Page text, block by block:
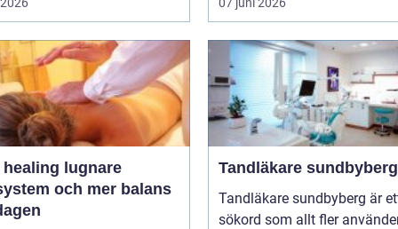
lugnare
och mer balans
Tandläkare sundbyberg
Tandläkare sundbyberg är
sökord som allt fler